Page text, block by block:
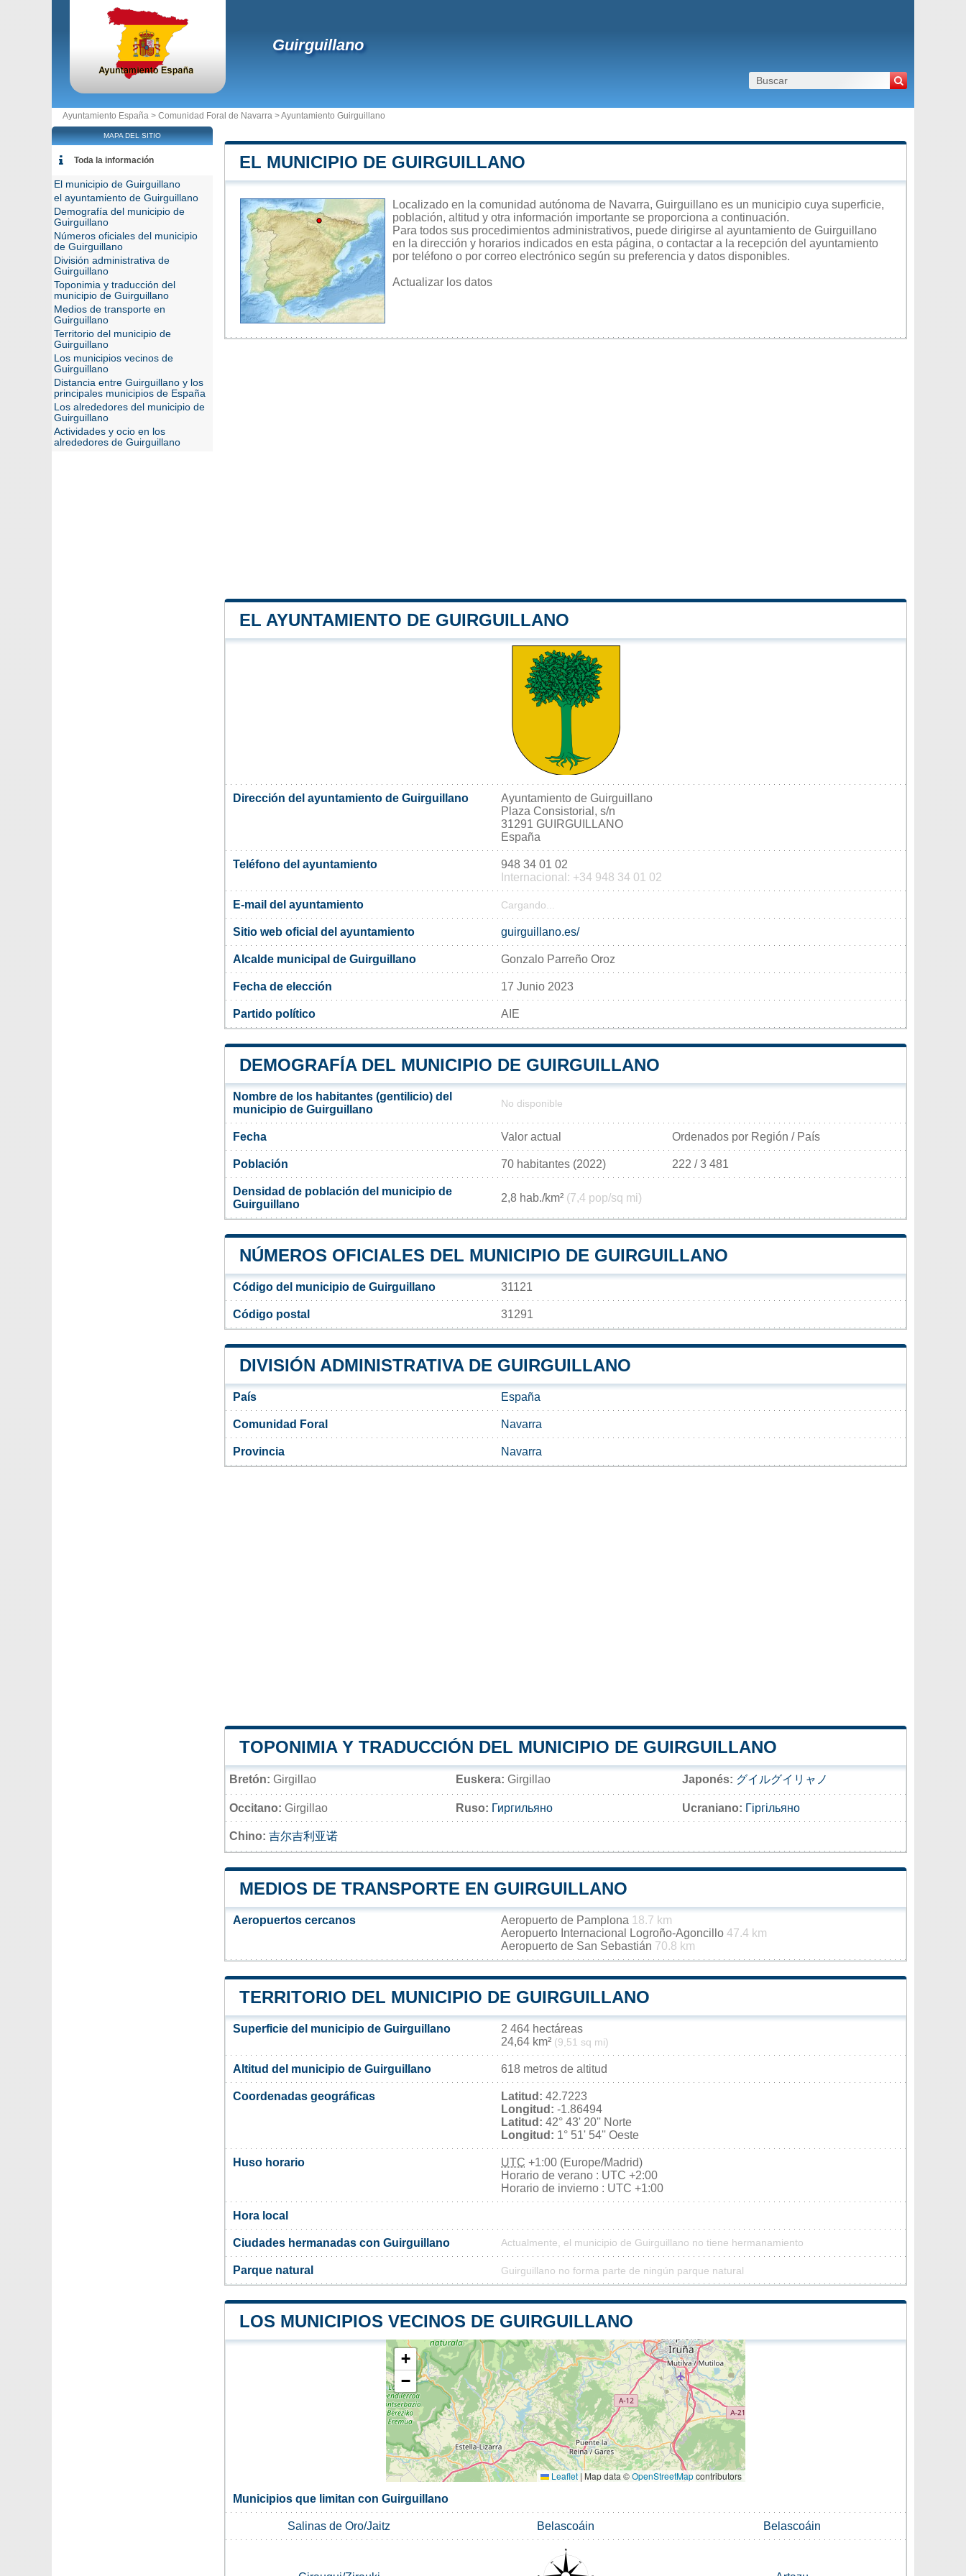
Guirguillano
Ayuntamiento España > Comunidad Foral de Navarra >Ayuntamiento Guirguillano
EL MUNICIPIO DE GUIRGUILLANO
Localizado en la comunidad autónoma de Navarra, Guirguillano es un municipio cuya superficie,
población, altitud y otra información importante se proporciona a continuación.
Para todos sus procedimientos administrativos, puede dirigirse al ayuntamiento de Guirguillano
en la dirección y horarios indicados en esta página, o contactar a la recepción del ayuntamiento
por teléfono o por correo electrónico según su preferencia y datos disponibles.
Actualizar los datos
EL AYUNTAMIENTO DE GUIRGUILLANO
Dirección del ayuntamiento de Guirguillano
Ayuntamiento de Guirguillano
Plaza Consistorial, s/n
31291 GUIRGUILLANO
España
Teléfono del ayuntamiento
948 34 01 02
Internacional: +34 948 34 01 02
E-mail del ayuntamiento Cargando...
Sitio web oficial del ayuntamiento guirguillano.es/
Alcalde municipal de Guirguillano Gonzalo Parreño Oroz
Fecha de elección 17 Junio 2023
Partido político AIE
DEMOGRAFÍA DEL MUNICIPIO DE GUIRGUILLANO
Nombre de los habitantes (gentilicio) del
municipio de Guirguillano
No disponible
Fecha Valor actual Ordenados por Región / País
Población 70 habitantes (2022) 222 / 3 481
Densidad de población del municipio de
Guirguillano
2,8 hab./km² (7,4 pop/sq mi)
NÚMEROS OFICIALES DEL MUNICIPIO DE GUIRGUILLANO
Código del municipio de Guirguillano 31121
Código postal 31291
DIVISIÓN ADMINISTRATIVA DE GUIRGUILLANO
País España
Comunidad Foral Navarra
Provincia Navarra
TOPONIMIA Y TRADUCCIÓN DEL MUNICIPIO DE GUIRGUILLANO
Bretón: Girgillao Euskera: Girgillao Japonés: グイルグイリャノ
Occitano: Girgillao Ruso: Гиргильяно Ucraniano: Гіргільяно
Chino: 吉尔吉利亚诺
MEDIOS DE TRANSPORTE EN GUIRGUILLANO
Aeropuertos cercanos Aeropuerto de Pamplona 18.7 km
Aeropuerto Internacional Logroño-Agoncillo 47.4 km
Aeropuerto de San Sebastián 70.8 km
TERRITORIO DEL MUNICIPIO DE GUIRGUILLANO
Superficie del municipio de Guirguillano
2 464 hectáreas
24,64 km² (9,51 sq mi)
Altitud del municipio de Guirguillano 618 metros de altitud
Coordenadas geográficas Latitud: 42.7223
Longitud: -1.86494
Latitud: 42° 43' 20'' Norte
Longitud: 1° 51' 54'' Oeste
Huso horario UTC +1:00 (Europe/Madrid)
Horario de verano : UTC +2:00
Horario de invierno : UTC +1:00
Hora local
Ciudades hermanadas con Guirguillano Actualmente, el municipio de Guirguillano no tiene hermanamiento
Parque natural Guirguillano no forma parte de ningún parque natural
LOS MUNICIPIOS VECINOS DE GUIRGUILLANO
+
−
Leaflet | Map data ©OpenStreetMapcontributors
Municipios que limitan con Guirguillano
Salinas de Oro/Jaitz Belascoáin Belascoáin
MAPA DEL SITIO
Toda la información
El municipio de Guirguillano
el ayuntamiento de Guirguillano
Demografía del municipio de
Guirguillano
Números oficiales del municipio
de Guirguillano
División administrativa de
Guirguillano
Toponimia y traducción del
municipio de Guirguillano
Medios de transporte en
Guirguillano
Territorio del municipio de
Guirguillano
Los municipios vecinos de
Guirguillano
Distancia entre Guirguillano y los
principales municipios de España
Los alrededores del municipio de
Guirguillano
Actividades y ocio en los
alrededores de Guirguillano